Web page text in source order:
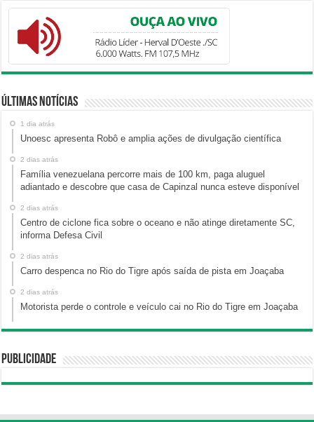
Últimas Notícias
1 dia atrás
Unoesc apresenta Robô e amplia ações de divulgação científica
2 dias atrás
Família venezuelana percorre mais de 100 km, paga aluguel
adiantado e descobre que casa de Capinzal nunca esteve disponível
2 dias atrás
Centro de ciclone fica sobre o oceano e não atinge diretamente SC,
informa Defesa Civil
2 dias atrás
Carro despenca no Rio do Tigre após saída de pista em Joaçaba
2 dias atrás
Motorista perde o controle e veículo cai no Rio do Tigre em Joaçaba
Publicidade